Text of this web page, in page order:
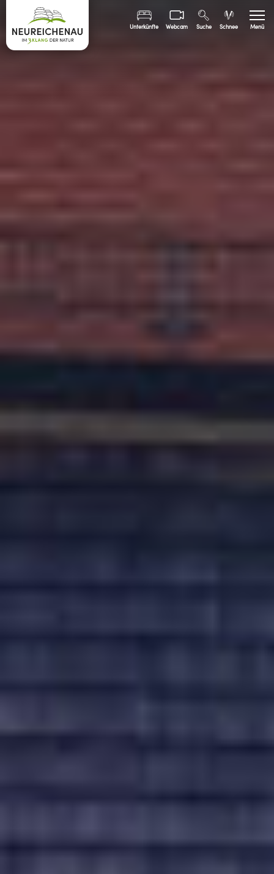
Sommer
Bürgerinfo
Unterkünfte Webcam Suche Schnee Menü